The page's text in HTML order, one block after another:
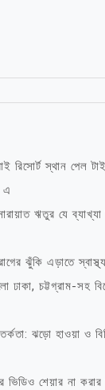
রিসোর্ট স্থান পেল
এ
ঋতুর যে
ঝুঁকি এড়াতে
ঢাকা, চট্টগ্রাম-সহ
ঝড়ো হাওয়া ও
ভিডিও শেয়ার না